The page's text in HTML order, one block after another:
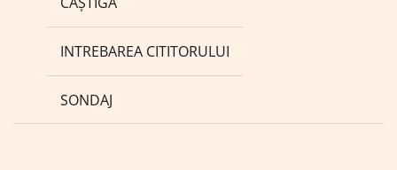
INTREBAREA CITITORULUI
SONDAJ